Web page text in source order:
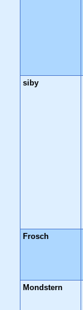
siby
Frosch
Mondstern